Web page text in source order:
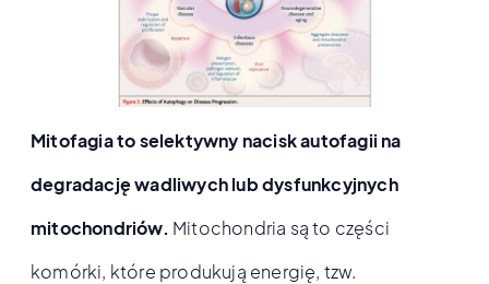
Mitofagia to selektywny nacisk autofagii na
degradację wadliwych lub dysfunkcyjnych
mitochondriów. Mitochondria są to części
komórki, które produkują energię, tzw.